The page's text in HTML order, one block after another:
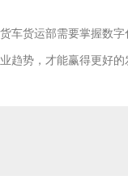
车货运部需要掌握数
趋势，才能赢得更好的